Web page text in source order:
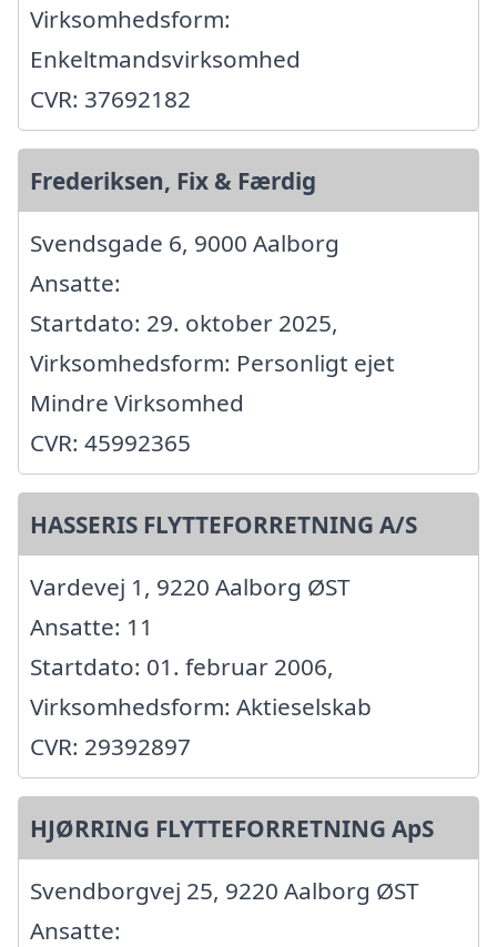
Virksomhedsform:
Enkeltmandsvirksomhed
CVR: 37692182
Frederiksen, Fix & Færdig
Svendsgade 6, 9000 Aalborg
Ansatte:
Startdato: 29. oktober 2025,
Virksomhedsform: Personligt ejet
Mindre Virksomhed
CVR: 45992365
HASSERIS FLYTTEFORRETNING A/S
Vardevej 1, 9220 Aalborg ØST
Ansatte: 11
Startdato: 01. februar 2006,
Virksomhedsform: Aktieselskab
CVR: 29392897
HJØRRING FLYTTEFORRETNING ApS
Svendborgvej 25, 9220 Aalborg ØST
Ansatte: